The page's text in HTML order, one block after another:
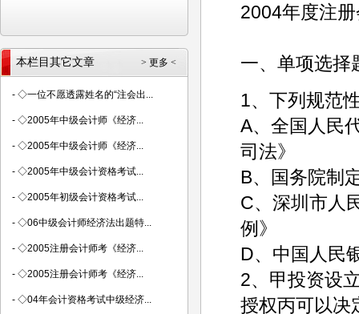
2004年度注
一、单项选择
1、下列规范
A、全国人民
司法》
B、国务院制
C、深圳市人
例》
D、中国人民
2、甲投资设
授权丙可以决
> 更多 <
本栏目其它文章
- ◇一位不愿透露姓名的“注会出...
- ◇2005年中级会计师《经济...
- ◇2005年中级会计师《经济...
- ◇2005年中级会计资格考试...
- ◇2005年初级会计资格考试...
- ◇06中级会计师经济法出题特...
- ◇2005注册会计师考《经济...
- ◇2005注册会计师考《经济...
- ◇04年会计资格考试中级经济...